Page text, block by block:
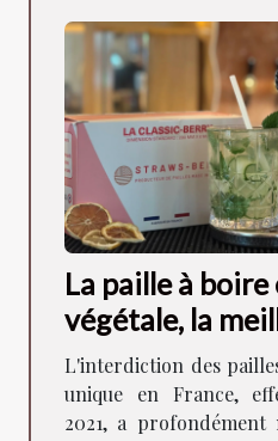
La paille à
végétale, la
alternative aux
plastique !
L'interdiction des
unique en France,
2021, a profondément